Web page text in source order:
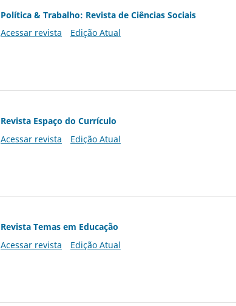
Política & Trabalho: Revista de Ciências Sociais
Acessar revista
Edição Atual
Revista Espaço do Currículo
Acessar revista
Edição Atual
Revista Temas em Educação
Acessar revista
Edição Atual